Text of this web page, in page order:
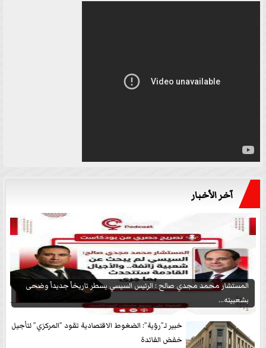
آخر الأخبار
المستشار محمد مجدي صالح : الرئيس السيسي يسطر تاريخاً جديداً وضحى
بشعبيته...
خبير لـ”رؤية”: الضغوط الاقتصادية تقود ”المركزي” لتأجيل
خفض الفائدة